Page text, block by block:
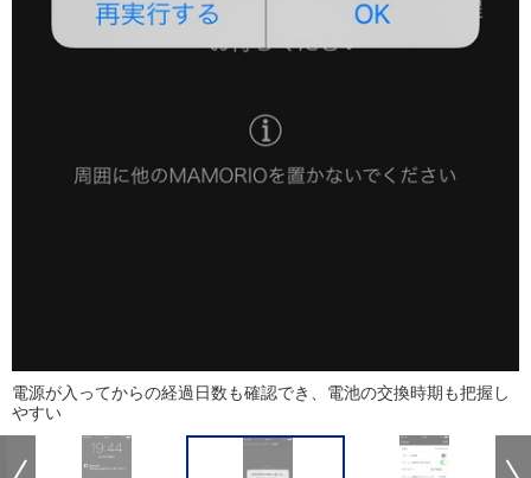
電源が入ってからの経過日数も確認でき、電池の交換時期も把握し
やすい